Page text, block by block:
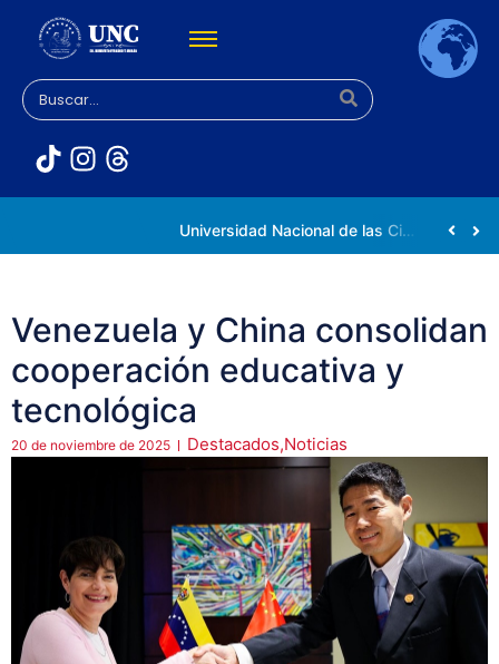
Universidad Nacional de las Ciencias impulsa vocaciones científicas en la Expoferia de Oportunidades de Estudio 2026
Venezuela y China consolidan
cooperación educativa y
tecnológica
20 de noviembre de 2025 Destacados,Noticias